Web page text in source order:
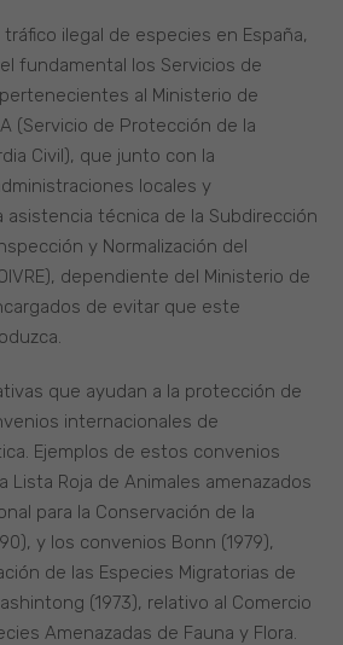
ilegal de especies en España,
fundamental los Servicios de
al Ministerio de
(Servicio de Protección de la
Civil), que junto con la
locales y
asistencia técnica de la Subdirección
y Normalización del
dependiente del Ministerio de
de evitar que este
que ayudan a la protección de
internacionales de
Ejemplos de estos convenios
Lista Roja de Animales amenazados
para la Conservación de la
y los convenios Bonn (1979),
de las Especies Migratorias de
(1973), relativo al Comercio
Amenazadas de Fauna y Flora.